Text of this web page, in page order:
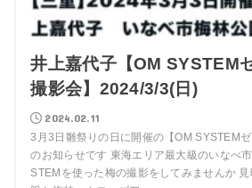
井上嘉代子【OM SYSTEM
撮影会】2024/3/3(日)
2024.02.11
3月3日雛祭りの日に開催の【OM SYSTEMゼ
のお知らせです 東海エリア最大級のいなべ
STEMを使った梅の撮影をしてみませんか